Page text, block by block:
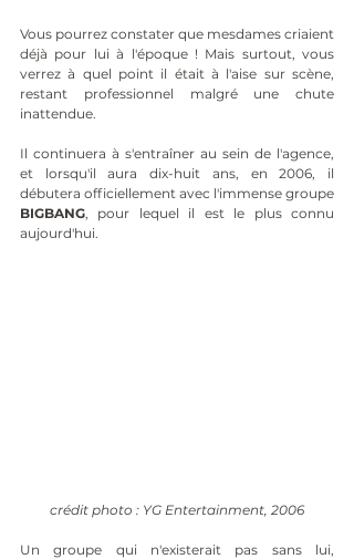
Vous pourrez constater que mesdames criaient
déjà pour lui à l'époque ! Mais surtout, vous
verrez à quel point il était à l'aise sur scène,
restant professionnel malgré une chute
inattendue.
Il continuera à s'entraîner au sein de l'agence,
et lorsqu'il aura dix-huit ans, en 2006, il
BIGBANG, pour lequel il est le plus connu
aujourd'hui.
crédit photo : YG Entertainment, 2006
Un groupe qui n'existerait pas sans lui,